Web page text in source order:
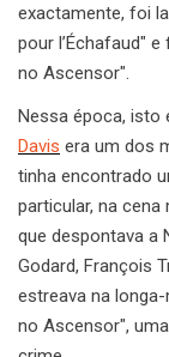
exactamente, foi
pour l’Échafaud"
no Ascensor".
Nessa época, isto
Davis era um dos
tinha encontrado
particular, na cena
que despontava a
Godard, François
estreava na
no Ascensor",